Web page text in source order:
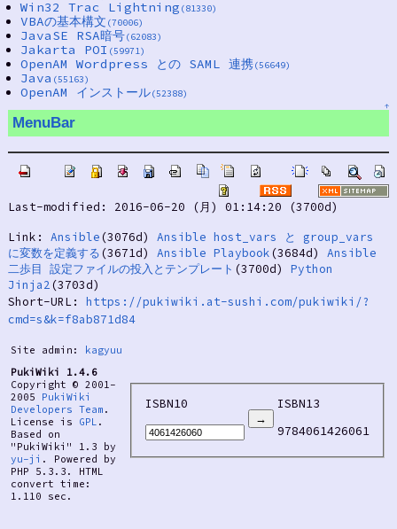
Win32 Trac Lightning (81330)
VBAの基本構文 (70006)
JavaSE RSA暗号(62083)
Jakarta POI (59971)
OpenAM Wordpress との SAML 連携(56649)
Java (55163)
OpenAM インストール(52388)
↑
MenuBar
Last-modified: 2016-06-20 (月) 01:14:20 (3700d)
Link: Ansible (3076d) Ansible host_vars と group_vars
に変数を定義する (3671d) Ansible Playbook (3684d) Ansible
二歩目 設定ファイルの投入とテンプレート (3700d) Python
Jinja2 (3703d)
Short-URL: https://pukiwiki.at-sushi.com/pukiwiki/?
cmd=s&k=f8ab871d84
Site admin:
kagyuu
PukiWiki 1.4.6
Copyright © 2001-
2005 PukiWiki
Developers Team .
License is GPL .
Based on
"PukiWiki" 1.3 by
yu-ji . Powered by
PHP 5.3.3. HTML
convert time:
1.110 sec.
ISBN10
ISBN13
9784061426061